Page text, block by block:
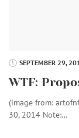
SEPTEMBER 29,
WTF:
(image from:
30, 2014 Note:…